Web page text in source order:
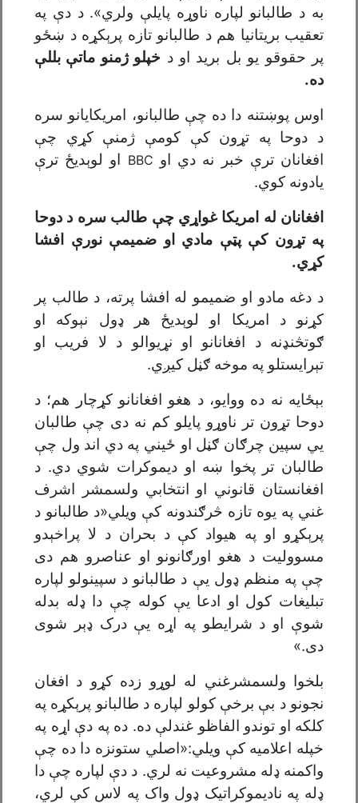
به د طالبانو لپاره ناوړه پایلې ولري». د دې په
تعقیب بریتانیا هم د طالبانو تازه پرېکړه د ښځو
پر حقوقو یو بل برید او د خپلو ژمنو ماتې بللې
ده.
اوس پوښتنه دا ده چې طالبانو، امریکایانو سره
د دوحا په تړون کې کومې ژمنې کړي چې
افغانان ترې خبر نه دي او BBC او لوېدیځ ترې
یادونه کوي.
افغانان له امریکا غواړي چې طالب سره د دوحا
په تړون کې پټې مادي او ضمیمې نورې افشا
کړي.
د دغه مادو او ضمیمو له افشا پرته، د طالب پر
کړنو د امریکا او لوېدیځ هر ډول نېوکه او
ګوتڅنډنه د افغانانو او نړیوالو د لا فریب او
تېرایستلو په موخه ګڼل کیږي.
بېځایه نه ده ووایو، د هغو افغانانو کړچار هم؛ د
دوحا تړون تر ناوړو پایلو کم نه دی چې طالبان
يي سپین چرګان ګڼل او ځیني په دي اند ول چې
طالبان تر پخوا ښه او دیموکرات شوي دي. د
افغانستان قانوني او انتخابي ولسمشر اشرف
غني په یوه تازه څرګندونه کې ویلي«د طالبانو د
پرېکړو او په هیواد کې د بحران د لا پراخېدو
مسوولیت د هغو اورګانونو او عناصرو هم دی
چې په منظم ډول یې د طالبانو د سپینولو لپاره
تبلیغات کول او ادعا یې کوله چې دا ډله بدله
شوې او د شرایطو په اړه یې درک ډېر شوی
دی.»
بلخوا ولسمشرغني له لوړو زده کړو د افغان
نجونو د بې برخې کولو لپاره د طالبانو پرېکړه په
کلکه او توندو الفاظو غندلې ده. ده په دې اړه په
خپله اعلامیه کې ویلي:«اصلي ستونزه دا ده چې
واکمنه ډله مشروعیت نه لري. د دې لپاره چې دا
ډله په نادیموکراتیک ډول واک په لاس کې لري،